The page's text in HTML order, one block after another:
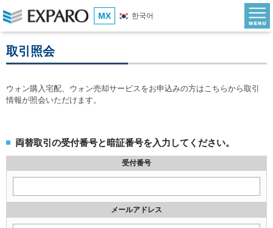
MX 한국어
取引照会
ウォン購入宅配、ウォン売却サービスをお申込みの方はこちらから取引
情報が照会いただけます。
両替取引の受付番号と暗証番号を入力してください。
受付番号
メールアドレス